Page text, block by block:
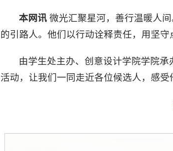
本网讯微光汇聚星河，善行温暖人
的引路人。他们以行动诠释责任，用坚守
由学生处主办、创意设计学院学院承
活动，让我们一同走近各位候选人，感受